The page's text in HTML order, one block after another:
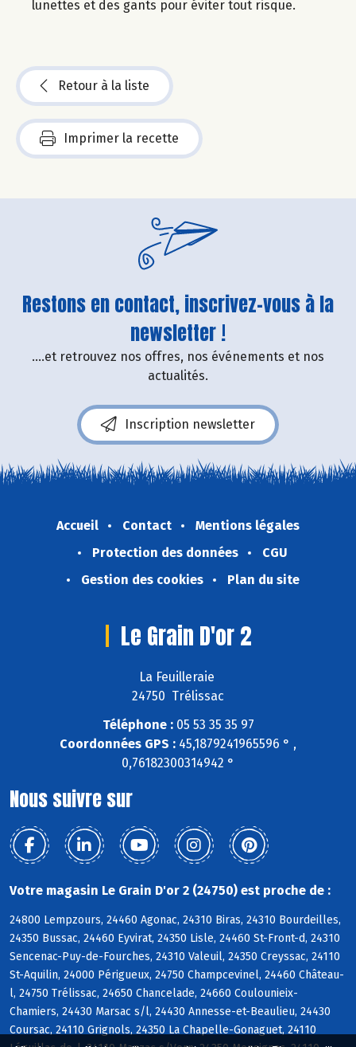
lunettes et des gants pour éviter tout risque.
Retour à la liste
Imprimer la recette
Restons en contact, inscrivez-vous à la
newsletter !
....et retrouvez nos offres, nos événements et nos
actualités.
Inscription newsletter
Accueil Contact
Mentions légales
Protection des données
CGU
Gestion des cookies
Plan du site
Le Grain D'or 2
La Feuilleraie
24750 Trélissac
Téléphone :05 53 35 35 97
Coordonnées GPS : 45,1879241965596 ° ,
0,76182300314942 °
Nous suivre sur
Votre magasin Le Grain D'or 2 (24750) est proche de :
24800 Lempzours, 24460 Agonac, 24310 Biras, 24310 Bourdeilles,
24350 Bussac, 24460 Eyvirat, 24350 Lisle, 24460 St-Front-d, 24310
Sencenac-Puy-de-Fourches, 24310 Valeuil, 24350 Creyssac, 24110
St-Aquilin, 24000 Périgueux, 24750 Champcevinel, 24460 Château-
l, 24750 Trélissac, 24650 Chancelade, 24660 Coulounieix-
Chamiers, 24430 Marsac s/l, 24430 Annesse-et-Beaulieu, 24430
Coursac, 24110 Grignols, 24350 La Chapelle-Gonaguet, 24110